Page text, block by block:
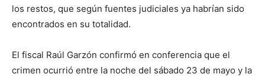
los restos, que según fuentes judiciales ya habrían sido
encontrados en su totalidad.
El fiscal Raúl Garzón confirmó en conferencia que el
crimen ocurrió entre la noche del sábado 23 de mayo y la